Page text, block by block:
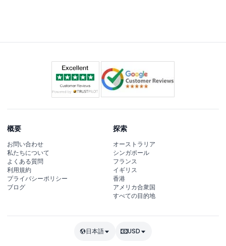
概要
お問い合わせ
私たちについて
よくある質問
利用規約
プライバシーポリシー
ブログ
探索
オーストラリア
シンガポール
フランス
イギリス
香港
アメリカ合衆国
すべての目的地
日本語 USD